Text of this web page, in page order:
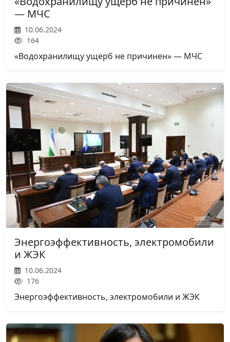
— МЧС
10.06.2024
164
«Водохранилищу ущерб не причинен» — МЧС
Энергоэффективность, электромобили
и ЖЭК
10.06.2024
176
Энергоэффективность, электромобили и ЖЭК